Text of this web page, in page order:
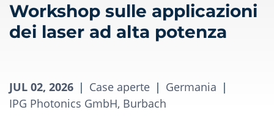
Workshop sulle applicazioni
dei laser ad alta potenza
JUL 02, 2026 | Case aperte | Germania |
IPG Photonics GmbH, Burbach